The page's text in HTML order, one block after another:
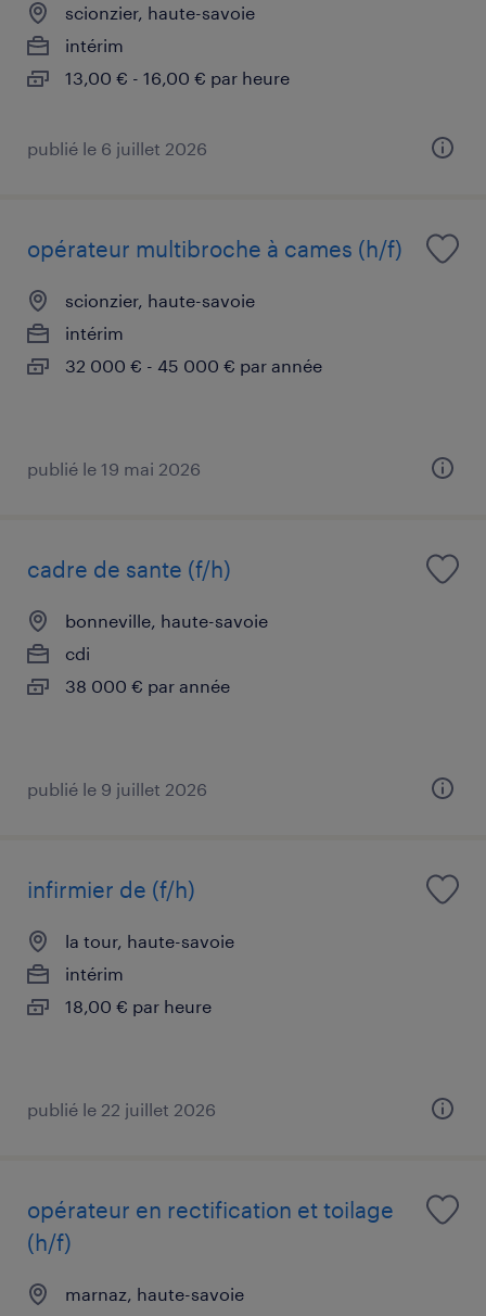
scionzier, haute-savoie
intérim
13,00 € - 16,00 € par heure
publié le 6 juillet 2026
opérateur multibroche à cames (h/f)
scionzier, haute-savoie
intérim
32 000 € - 45 000 € par année
publié le 19 mai 2026
cadre de sante (f/h)
bonneville, haute-savoie
cdi
38 000 € par année
publié le 9 juillet 2026
infirmier de (f/h)
la tour, haute-savoie
intérim
18,00 € par heure
publié le 22 juillet 2026
opérateur en rectification et toilage
(h/f)
marnaz, haute-savoie